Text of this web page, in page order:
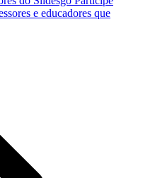
e educadores que